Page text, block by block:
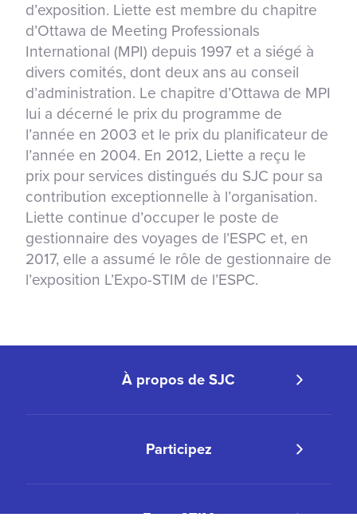
d’exposition. Liette est membre du chapitre
d’Ottawa de Meeting Professionals
International (MPI) depuis 1997 et a siégé à
divers comités, dont deux ans au conseil
d’administration. Le chapitre d’Ottawa de MPI
lui a décerné le prix du programme de
l’année en 2003 et le prix du planificateur de
l’année en 2004. En 2012, Liette a reçu le
prix pour services distingués du SJC pour sa
contribution exceptionnelle à l’organisation.
Liette continue d’occuper le poste de
gestionnaire des voyages de l’ESPC et, en
2017, elle a assumé le rôle de gestionnaire de
l’exposition L’Expo-STIM de l’ESPC.
À propos de SJC
Participez
Expo STIM